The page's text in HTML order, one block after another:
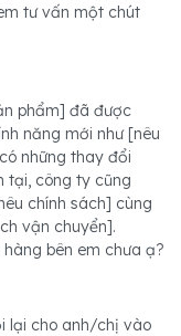
tư vấn một chút
phẩm] đã được
năng mới như [nêu
những thay đổi
tại, công ty cũng
chính sách] cùng
vận chuyển].
bên em chưa ạ?
lại cho anh/chị vào